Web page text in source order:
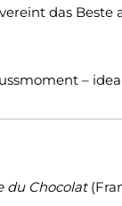
vereint das Beste
–
du Chocolat